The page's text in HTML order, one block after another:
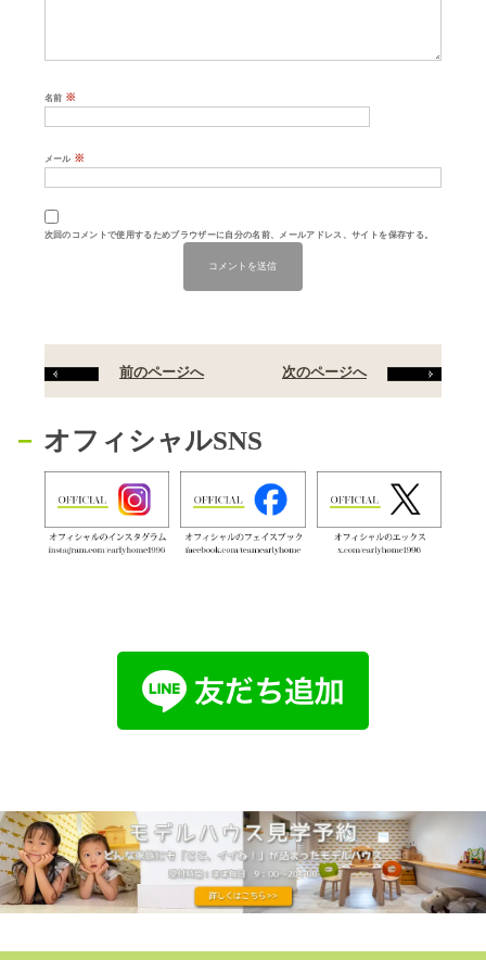
名前 ※
メール ※
次回のコメントで使用するためブラウザーに自分の名前、メールアドレス、サイトを保存する。
次のページへ
前のページへ
オフィシャルSNS